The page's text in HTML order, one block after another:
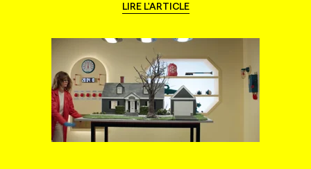
LIRE L'ARTICLE